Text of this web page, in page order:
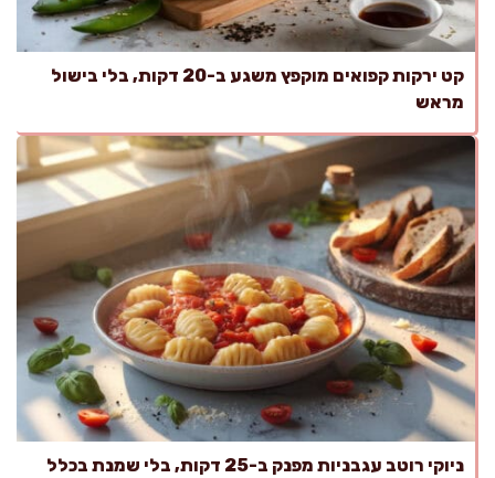
קט ירקות קפואים מוקפץ משגע ב-20 דקות, בלי בישול
מראש
ניוקי רוטב עגבניות מפנק ב-25 דקות, בלי שמנת בכלל